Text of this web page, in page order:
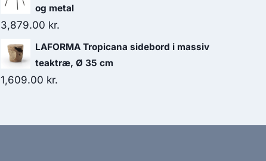
og metal
3,879.00 kr.
LAFORMA Tropicana sidebord i massiv
teaktræ, Ø 35 cm
1,609.00 kr.